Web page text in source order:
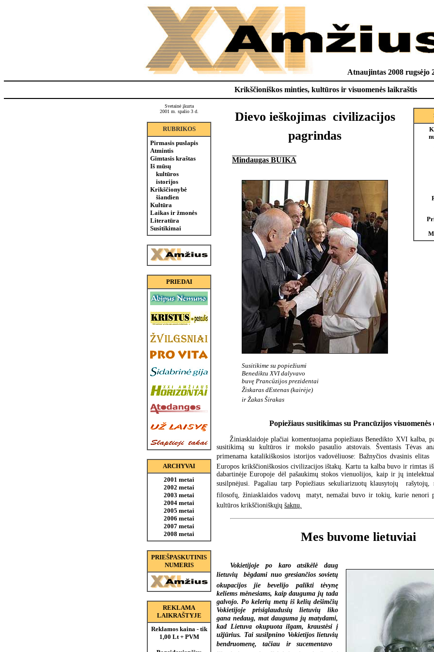
Atnaujintas 2008 rugsėjo
Krikščioniškos minties, kultūros ir visuomenės laikraštis
Svetainė įkurta
2001 m. spalio 3 d.
RUBRIKOS
Pirmasis puslapis
Atmintis
Gimtasis kraštas
Iš mūsų
kultūros
istorijos
Krikščionybė
šiandien
Kultūra
Laikas ir žmonės
Literatūra
Susitikimai
PRIEDAI
ARCHYVAI
2001 metai
2002 metai
2003 metai
2004 metai
2005 metai
2006 metai
2007 metai
2008 metai
PRIEŠPASKUTINIS
NUMERIS
REKLAMA
LAIKRAŠTYJE
Reklamos kaina - tik
1,00 Lt + PVM
Dievo ieškojimas  civilizacijos
pagrindas
Mindaugas BUIKA
Susitikime su popiežiumi
Benediktu XVI dalyvavo
buvę Prancūzijos prezidentai
Žiskaras dEstenas (kairėje)
ir Žakas Širakas
Popiežiaus susitikimas su Prancūzijos visuomenės
Žiniasklaidoje plačiai komentuojama popiežiaus Benedikto XVI kalba,
susitikimą su kultūros ir mokslo pasaulio atstovais. Šventasis Tėvas
primenama katalikiškosios istorijos vadovėliuose: Bažnyčios dvasinis elitas
Europos krikščioniškosios civilizacijos ištakų. Kartu ta kalba buvo ir rimtas
dabartinėje Europoje dėl pašaukimų stokos vienuolijos, kaip ir jų
susilpnėjusi. Pagaliau tarp Popiežiaus sekuliarizuotų klausytojų  rašytojų,
filosofų, žiniasklaidos vadovų  matyt, nemažai buvo ir tokių, kurie nenori
kultūros krikščioniškųjų šaknų.
Mes buvome lietuviai
Vokietijoje po karo atsikėlė daug
lietuvių  bėgdami nuo gresiančios sovietų
okupacijos jie bevelijo palikti tėvynę
keliems mėnesiams, kaip dauguma jų tada
galvojo. Po kelerių metų iš kelių dešimčių
Vokietijoje prisiglaudusių lietuvių liko
gana nedaug, mat dauguma jų matydami,
kad Lietuva okupuota ilgam, kraustėsi į
užjūrius. Tai susilpnino Vokietijos lietuvių
bendruomenę, tačiau ir sucementavo 